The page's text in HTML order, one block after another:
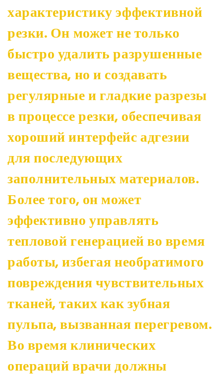
характеристику эффективной
резки. Он может не только
быстро удалить разрушенные
вещества, но и создавать
регулярные и гладкие разрезы
в процессе резки, обеспечивая
хороший интерфейс адгезии
для последующих
заполнительных материалов.
Более того, он может
эффективно управлять
тепловой генерацией во время
работы, избегая необратимого
повреждения чувствительных
тканей, таких как зубная
пульпа, вызванная перегревом.
Во время клинических
операций врачи должны